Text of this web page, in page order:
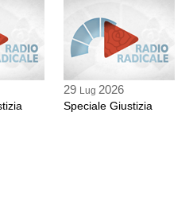
29 Lug 2026
Speciale Giustizia